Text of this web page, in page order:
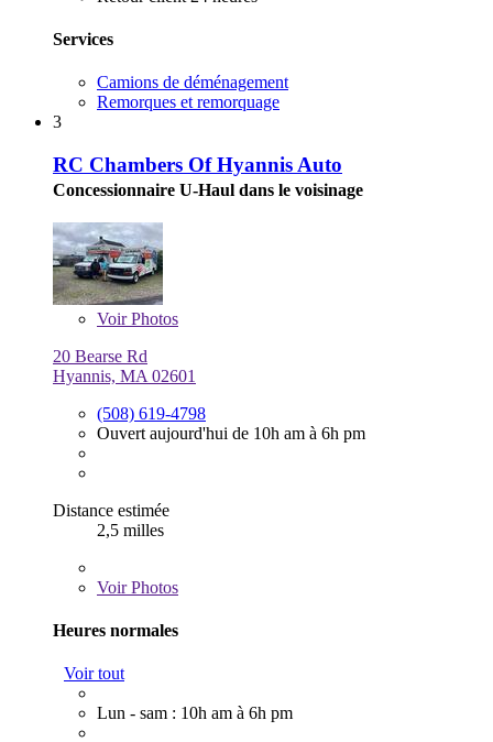
Services
Camions de déménagement
Remorques et remorquage
3
RC Chambers Of Hyannis Auto
Concessionnaire U-Haul dans le voisinage
VoirPhotos
20 Bearse Rd
Hyannis, MA 02601
(508) 619-4798
Ouvert aujourd'hui de 10h am à 6h pm
Distance estimée
2,5 milles
VoirPhotos
Heures normales
Voir tout
Lun - sam : 10h am à 6h pm